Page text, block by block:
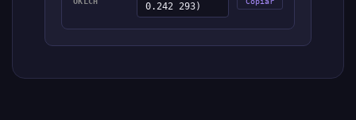
0.242 293)